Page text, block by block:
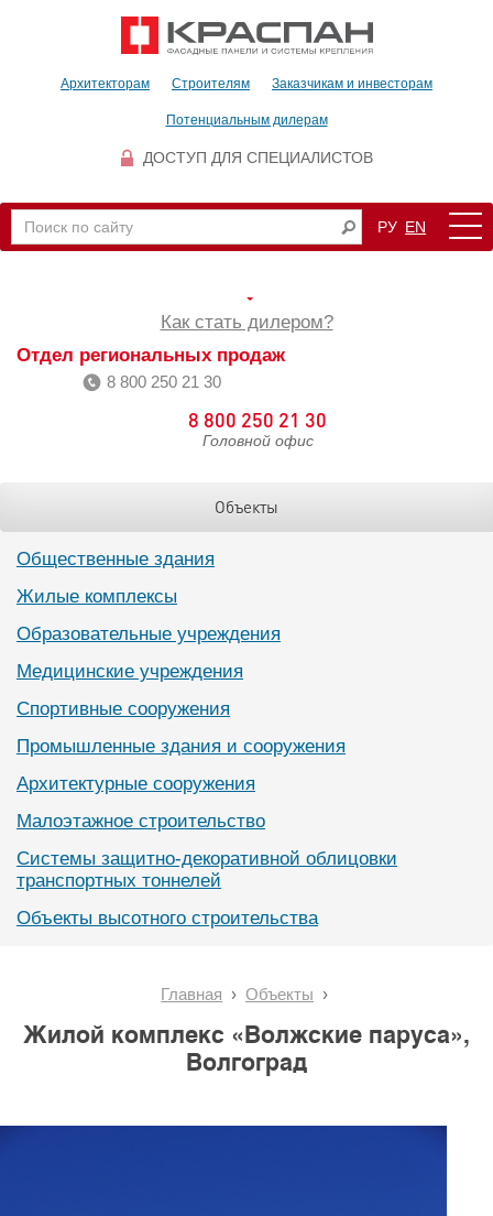
Архитекторам Строителям Заказчикам и инвесторам
Потенциальным дилерам
ДОСТУП ДЛЯ СПЕЦИАЛИСТОВ
РУ EN
Как стать дилером?
Отдел региональных продаж
8 800 250 21 30
8 800 250 21 30
Головной офис
Объекты
Общественные здания
Жилые комплексы
Образовательные учреждения
Медицинские учреждения
Спортивные сооружения
Промышленные здания и сооружения
Архитектурные сооружения
Малоэтажное строительство
Системы защитно-декоративной облицовки
транспортных тоннелей
Объекты высотного строительства
Главная Объекты
Жилой комплекс «Волжские паруса»,
Волгоград